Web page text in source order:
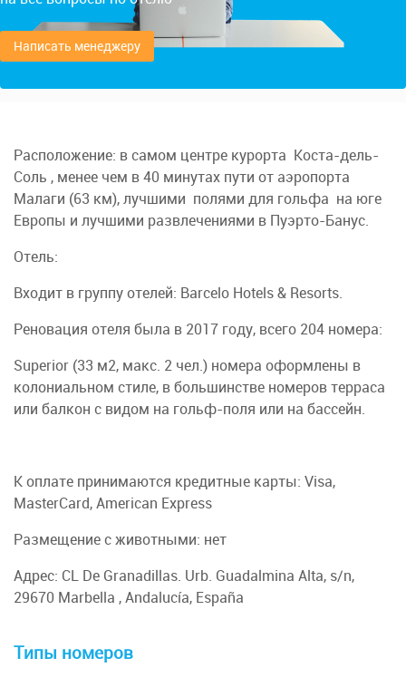
Написать менеджеру
Расположение: в самом центре курорта Коста-дель-
Соль , менее чем в 40 минутах пути от аэропорта
Малаги (63 км), лучшими полями для гольфа на юге
Европы и лучшими развлечениями в Пуэрто-Банус.
Отель:
Входит в группу отелей: Barcelo Hotels & Resorts.
Реновация отеля была в 2017 году, всего 204 номера:
Superior (33 м2, макс. 2 чел.) номера оформлены в
колониальном стиле, в большинстве номеров терраса
или балкон с видом на гольф-поля или на бассейн.
К оплате принимаются кредитные карты: Visa,
MasterCard, American Express
Размещение с животными: нет
Адрес: CL De Granadillas. Urb. Guadalmina Alta, s/n,
29670 Marbella , Andalucía, España
Типы номеров